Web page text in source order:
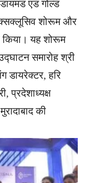
एंड गोल्ड
शोरूम और
यह शोरूम
समारोह श्री
डायरेक्टर, हरि
प्रदेशाध्यक्ष
की